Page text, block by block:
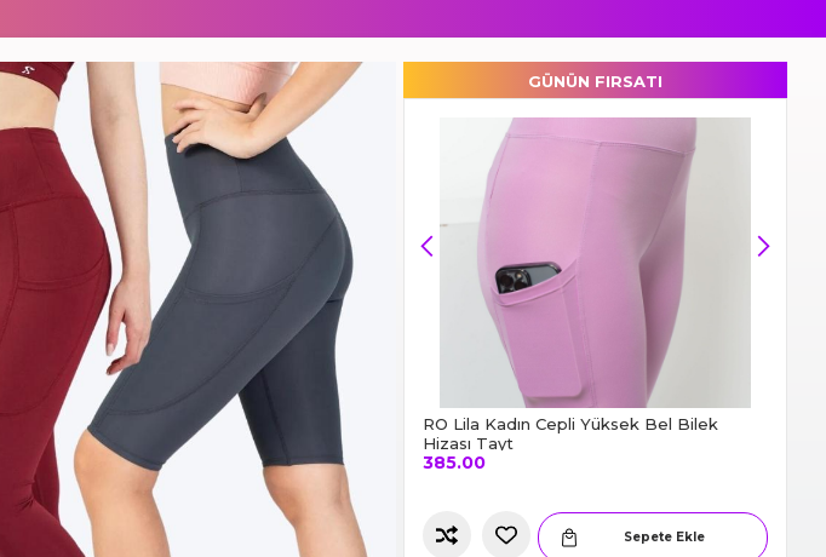
GÜNÜN FIRSATI
RO Gül Kurusu Kadın Cepli Yüksek Bel
Bilek Hizası Tayt
385.00
Sepete Ekle
RO Lila Kadın Cepli Yüksek Bel Bilek
Hizası Tayt
385.00
Sepete Ekle